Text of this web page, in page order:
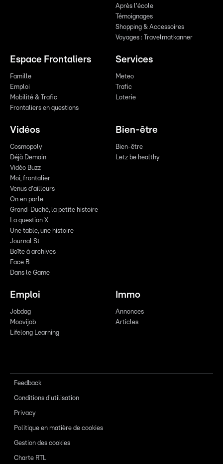
Après l'école
Témoignages
Shopping & Accessoires
Voyages : Travelmatkanner
Espace Frontaliers
Famille
Emploi
Mobilité & Trafic
Frontaliers en questions
Services
Meteo
Trafic
Loterie
Vidéos
Cosmopoly
Déjà Demain
Vidéo Buzz
Moi, frontalier
Venus d'ailleurs
On en parle
Grand-Duché, la petite histoire
La question X
Une table, une histoire
Journal St
Boîte à archives
Face B
Dans le Game
Bien-être
Bien-être
Letz be healthy
Emploi
Jobdag
Moovijob
Lifelong Learning
Immo
Annonces
Articles
Feedback
Conditions d'utilisation
Privacy
Politique en matière de cookies
Gestion des cookies
Charte RTL